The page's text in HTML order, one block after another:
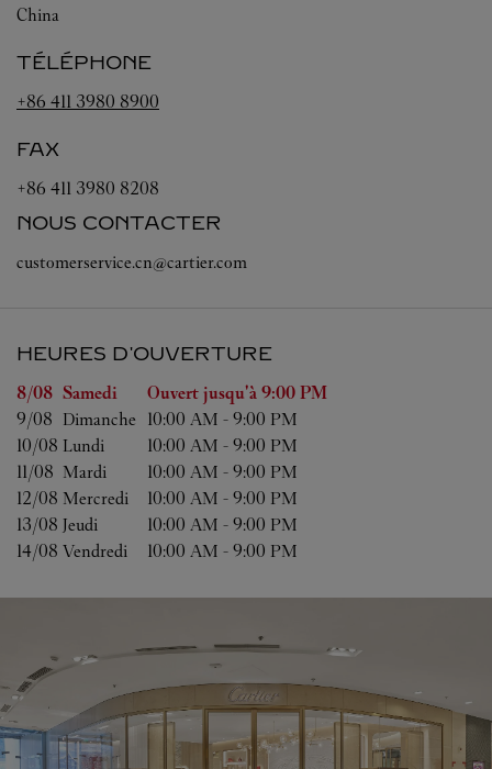
China
TÉLÉPHONE
+86 411 3980 8900
FAX
+86 411 3980 8208
NOUS CONTACTER
customerservice.cn@cartier.com
HEURES D'OUVERTURE
Jour de la semaine Heures d'ouverture
8/08 Samedi Ouvert jusqu'à 9:00 PM
9/08 Dimanche 10:00 AM - 9:00 PM
10/08 Lundi 10:00 AM - 9:00 PM
11/08 Mardi 10:00 AM - 9:00 PM
12/08 Mercredi 10:00 AM - 9:00 PM
13/08 Jeudi 10:00 AM - 9:00 PM
14/08 Vendredi 10:00 AM - 9:00 PM